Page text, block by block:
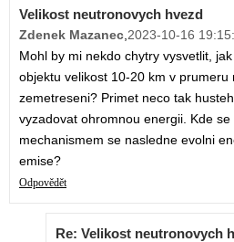
Velikost neutronovych hvezd
Zdenek Mazanec,2023-10-16
Mohl by mi nekdo chytry vysvetlit,
objektu velikost 10-20 km v prumeru
zemetreseni? Primet neco tak
vyzadovat ohromnou energii. Kde se
mechanismem se nasledne evolni
emise?
Odpovědět
Re: Velikost neutronovych